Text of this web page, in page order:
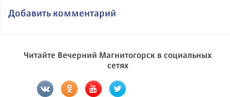
Добавить комментарий
Читайте Вечерний Магнитогорск в социальных
сетях